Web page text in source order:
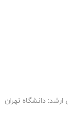
دانشگاه تهران